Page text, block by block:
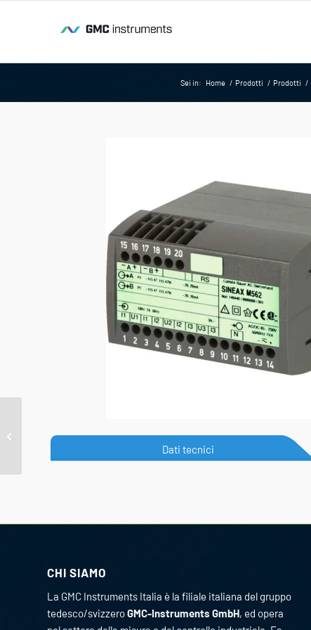
Sei in: Home / Prodotti / Prodotti /
Dati tecnici
CHI SIAMO
La GMC Instruments Italia è la filiale italiana del gruppo
tedesco/svizzeroGMC-Instruments GmbH, ed opera
BP-HDPQ